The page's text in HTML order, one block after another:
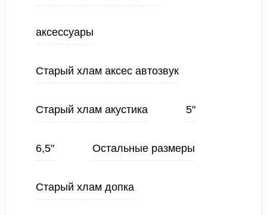
аксессуары
Старый хлам аксес автозвук
Старый хлам акустика 5"
6,5" Остальные размеры
Старый хлам допка